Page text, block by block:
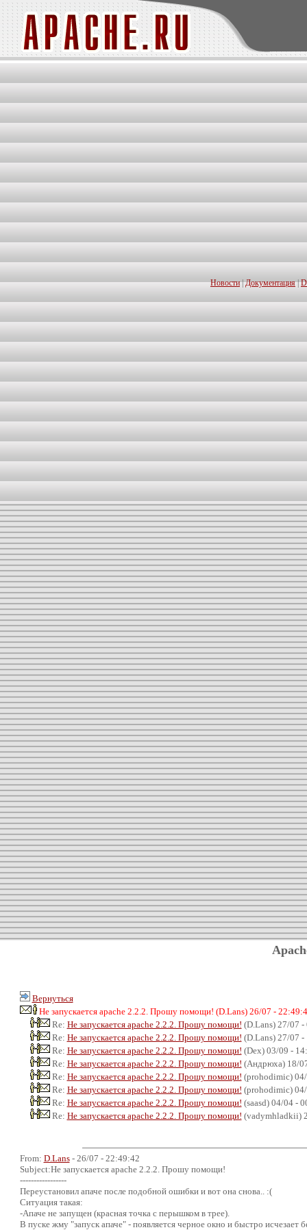
Новости|Документация|
Вернуться
Не запускается apache 2.2.2. Прошу помощи! (D.Lans) 26/07 -
Re: Не запускается apache 2.2.2. Прошу помощи! (D.Lans) 27/07
Re: Не запускается apache 2.2.2. Прошу помощи! (D.Lans) 27/07
Re: Не запускается apache 2.2.2. Прошу помощи! (Dex) 03/09 -
Re: Не запускается apache 2.2.2. Прошу помощи! (Андрюха) 18/
Re: Не запускается apache 2.2.2. Прошу помощи! (prohodimic)
Re: Не запускается apache 2.2.2. Прошу помощи! (prohodimic)
Re: Не запускается apache 2.2.2. Прошу помощи! (saasd) 04/04 -
Re: Не запускается apache 2.2.2. Прошу помощи! (vadymhladkii)
From: D.Lans- 26/07 - 22:49:42
Subject:Не запускается apache 2.2.2. Прошу помощи!
-----------------
Переустановил апаче после подобной ошибки и вот она снова.. :(
Ситуация такая:
-Апаче не запущен (красная точка с перышком в трее).
В пуске жму "запуск апаче" - появляется черное окно и быстро исчезает